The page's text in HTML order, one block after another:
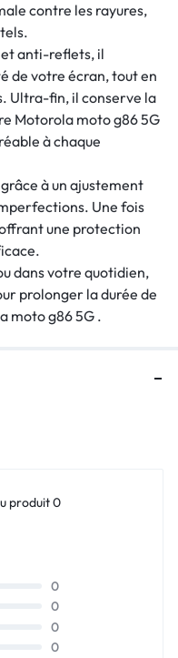
contre les rayures,
anti-reflets, il
de votre écran, tout en
Ultra-fin, il conserve la
Motorola moto g86 5G
à chaque
à un ajustement
Une fois
une protection
dans votre quotidien,
prolonger la durée de
moto g86 5G .
produit 0
0
0
0
0